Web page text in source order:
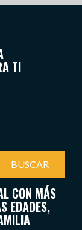
TI
CON MÁS
EDADES,